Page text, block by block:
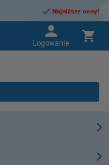
Najniższe ceny!
Logowanie